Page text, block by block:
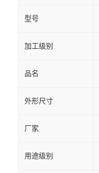
型号
加工级别
品名
外形尺寸
厂家
用途级别